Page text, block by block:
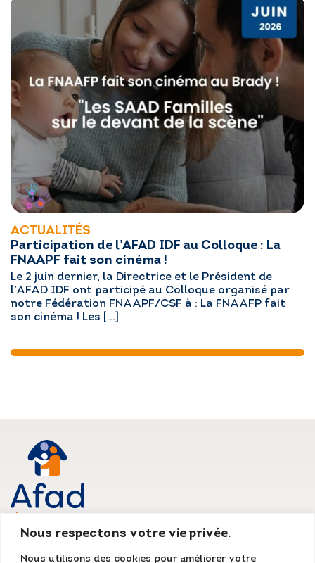
Nous respectons votre vie privée.
Nous utilisons des cookies pour améliorer votre
ACTUALITÉS
Participation de l’AFAD IDF au Colloque : La
FNAAPF fait son cinéma !
Le 2 juin dernier, la Directrice et le Président de
l’AFAD IDF ont participé au Colloque organisé par
notre Fédération FNAAPF/CSF à : La FNAAFP fait
son cinéma ! Les […]
AFAD IDF